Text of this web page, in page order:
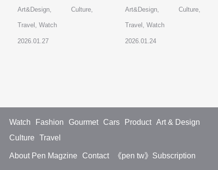
Art&Design, Culture,
Travel , Watch
2026.01.27
Art&Design,Culture,
Travel ,Watch
2026.01.24
Watch Fashion Gourmet Cars Product
Art & Design
Culture
Travel
About Pen Magzine Contact 《pen tw》Subscription